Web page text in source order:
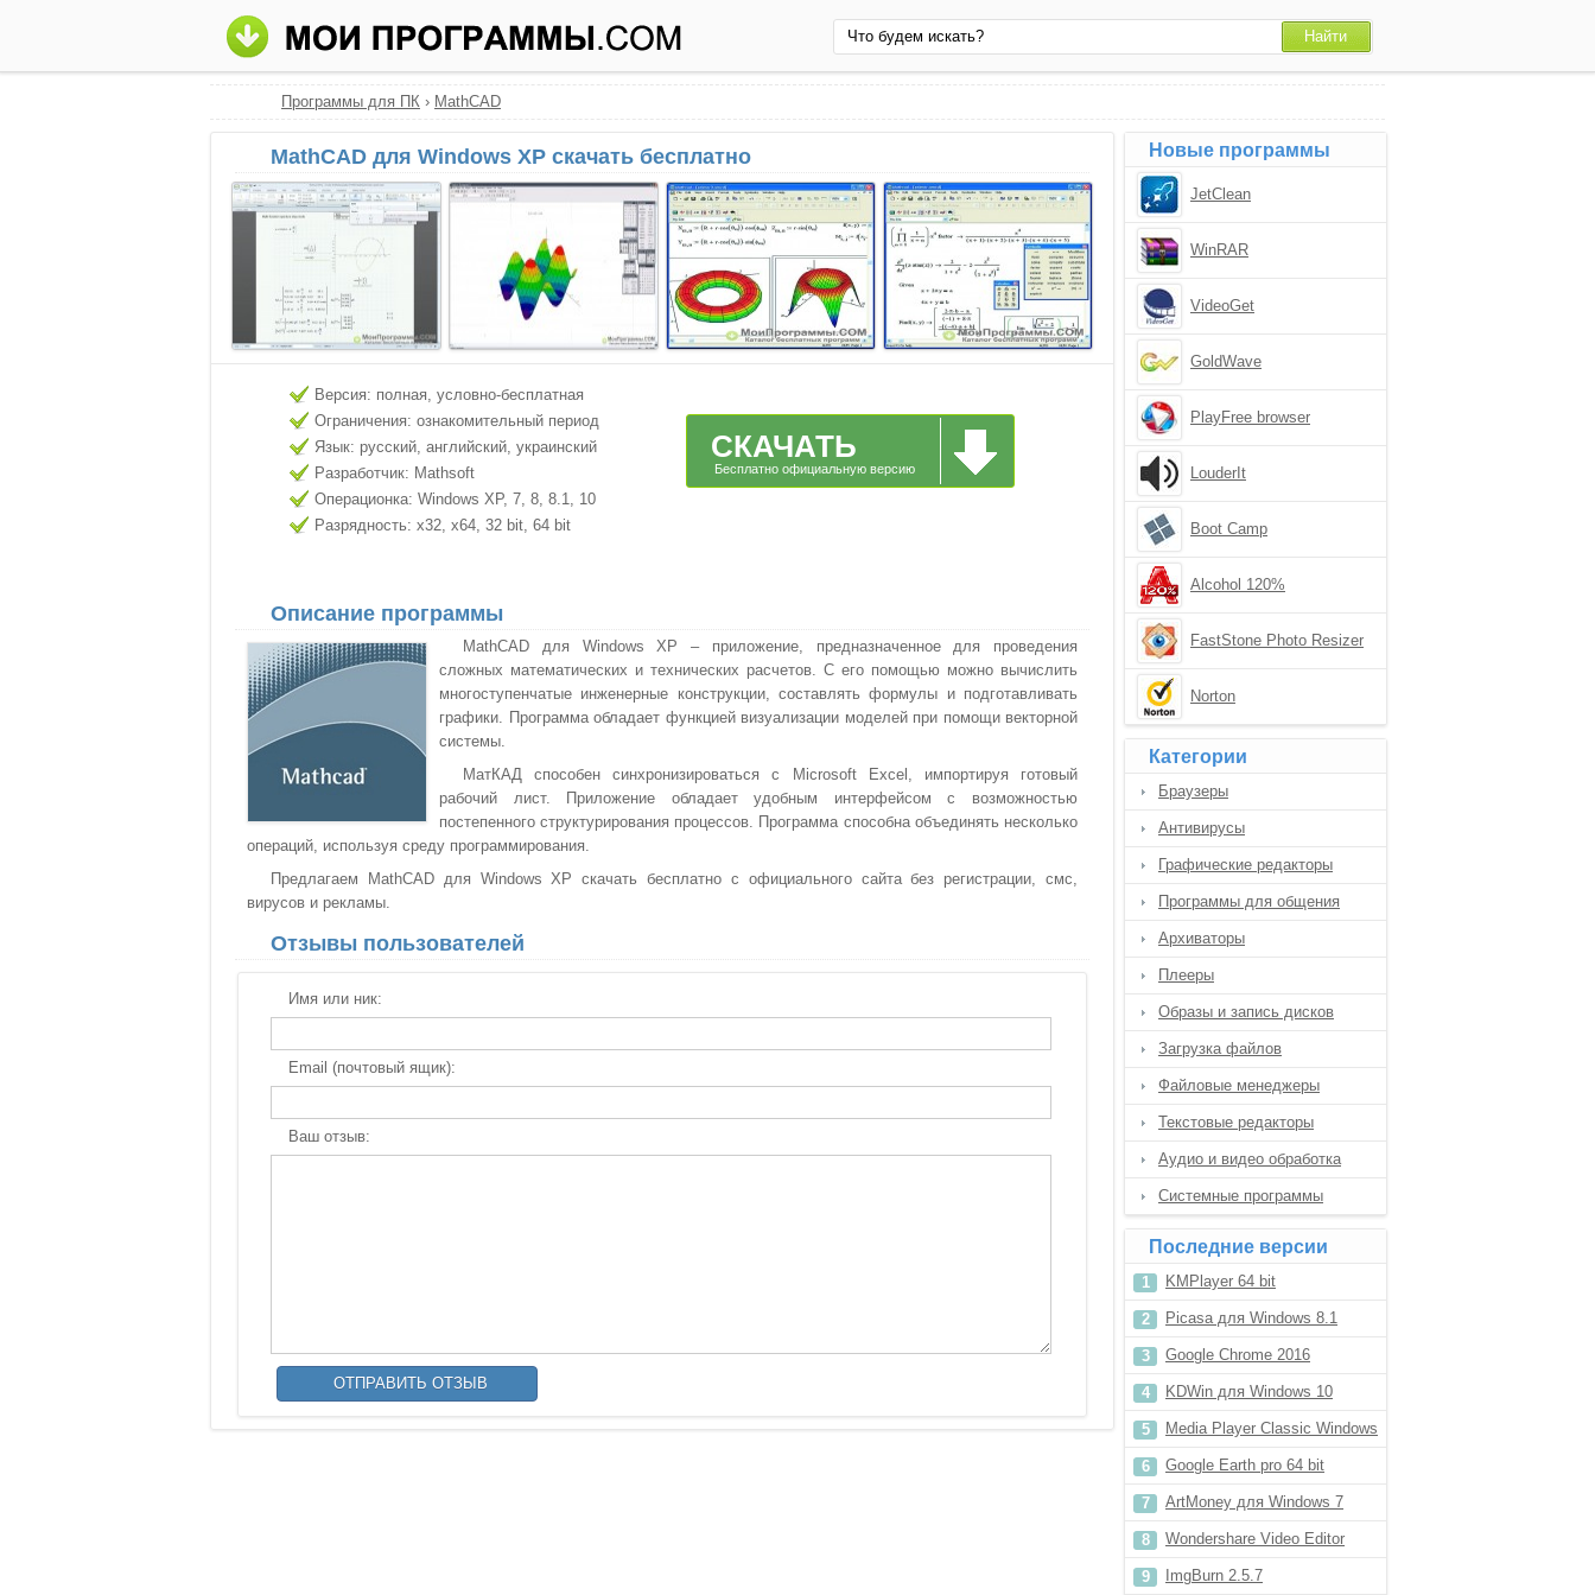
Программы для ПК › MathCAD
MathCAD для Windows XP скачать бесплатно
Версия: полная, условно-бесплатная
Ограничения: ознакомительный период
Язык: русский, английский, украинский
Разработчик: Mathsoft
Операционка: Windows XP, 7, 8, 8.1, 10
Разрядность: x32, x64, 32 bit, 64 bit
СКАЧАТЬ
Бесплатно официальную версию
Описание программы
MathCAD для Windows XP – приложение, предназначенное для проведения
сложных математических и технических расчетов. С его помощью можно вычислить
многоступенчатые инженерные конструкции, составлять формулы и подготавливать
графики. Программа обладает функцией визуализации моделей при помощи векторной
системы.
МатКАД способен синхронизироваться с Microsoft Excel, импортируя готовый
рабочий лист. Приложение обладает удобным интерфейсом с возможностью
постепенного структурирования процессов. Программа способна объединять несколько
операций, используя среду программирования.
Предлагаем MathCAD для Windows XP скачать бесплатно с официального сайта без регистрации, смс,
вирусов и рекламы.
Отзывы пользователей
Имя или ник:
Email (почтовый ящик):
Ваш отзыв:
Новые программы
JetClean
WinRAR
VideoGet
GoldWave
PlayFree browser
LouderIt
Boot Camp
Alcohol 120%
FastStone Photo Resizer
Norton
Категории
Браузеры
Антивирусы
Графические редакторы
Программы для общения
Архиваторы
Плееры
Образы и запись дисков
Загрузка файлов
Файловые менеджеры
Текстовые редакторы
Аудио и видео обработка
Системные программы
Последние версии
KMPlayer 64 bit
Picasa для Windows 8.1
Google Chrome 2016
KDWin для Windows 10
Media Player Classic Windows
XP
Google Earth pro 64 bit
ArtMoney для Windows 7
Wondershare Video Editor
Portable
ImgBurn 2.5.7